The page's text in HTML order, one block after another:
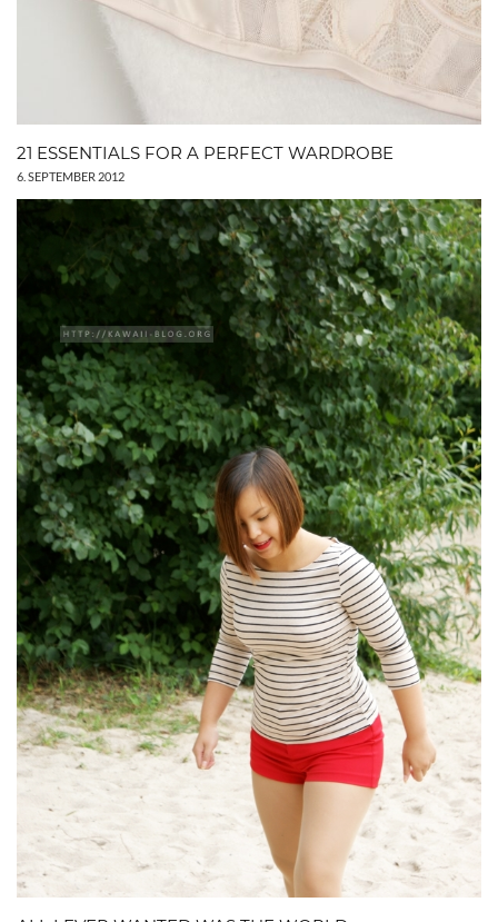
21 ESSENTIALS FOR A PERFECT WARDROBE
6. SEPTEMBER 2012